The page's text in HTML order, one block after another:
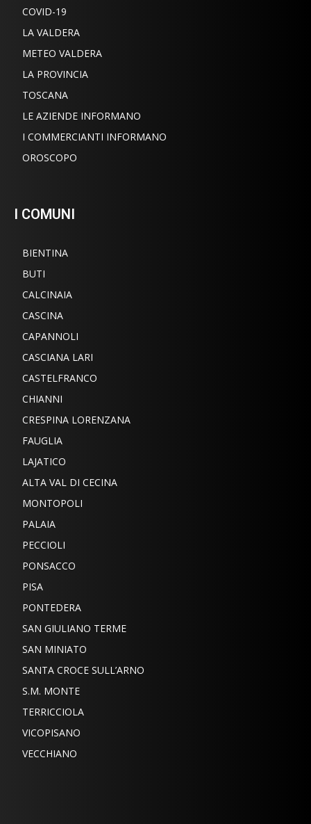
COVID-19
LA VALDERA
METEO VALDERA
LA PROVINCIA
TOSCANA
LE AZIENDE INFORMANO
I COMMERCIANTI INFORMANO
OROSCOPO
I COMUNI
BIENTINA
BUTI
CALCINAIA
CASCINA
CAPANNOLI
CASCIANA LARI
CASTELFRANCO
CHIANNI
CRESPINA LORENZANA
FAUGLIA
LAJATICO
ALTA VAL DI CECINA
MONTOPOLI
PALAIA
PECCIOLI
PONSACCO
PISA
PONTEDERA
SAN GIULIANO TERME
SAN MINIATO
SANTA CROCE SULL’ARNO
S.M. MONTE
TERRICCIOLA
VICOPISANO
VECCHIANO